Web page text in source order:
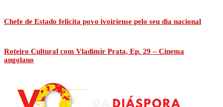
Chefe de Estado felicita povo ivoiriense pelo seu dia nacional
Roteiro Cultural com Vladimir Prata, Ep. 29 – Cinema
angolano